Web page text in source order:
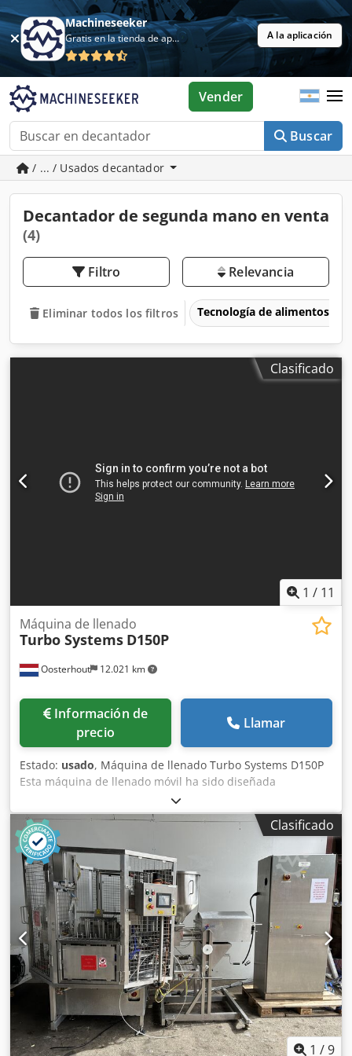
Machineseeker
Gratis en la tienda de aplicaciones A la aplicación
Buscar
Vender
/ ... / Usados decantador
Decantador de segunda mano en venta
(4)
Filtro Relevancia
Eliminar todos los filtros Tecnología de alimentos
Clasificado
1 / 11
Oosterhout 12.021 km
Máquina de llenado
Turbo Systems D150P
Información de
precio
Llamar
Estado: usado, Máquina de llenado Turbo Systems D150P
Esta máquina de llenado móvil ha sido diseñada
especialmente para la industria de procesamiento de
alimentos. Permite un llenado rápido, preciso y fiable de
porciones consistentes del mismo tamaño. Es ideal para
llenar purés, cremas, salsas, productos lácteos, yogur y
otros productos semilíquidos en bandejas, latas, frascos o
botellas. La máquina de llenado puede utilizarse como
unidad integrada en una línea de producción o como
máquina independiente. Puede desmontarse de forma
rápida y sencilla, lo que se traduce en un tiempo de
limpieza reducido. Tanto el tiempo de aspiración como el
de llenado son regulables de forma continua. La máquina
dosificadora está fabricada íntegramente en acero
inoxidable. Especificaciones técnicas: - Capacidad de
producción: hasta 60 ciclos/min (según la configuración)
Dwjdpszn I E Ijfx Accja - Rango de llenado:
aproximadamente 30 ml – 180 ml - Montada en una
Clasificado
1 /9